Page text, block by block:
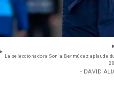
La seleccionadora Sonia Bermúdez aplaude
- DAVID